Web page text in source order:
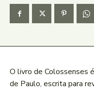
O livro de Colossenses
de Paulo, escrita para